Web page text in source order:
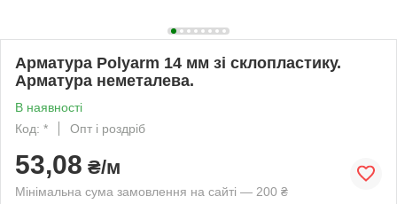
Арматура Polyarm 14 мм зі склопластику.
Арматура неметалева.
В наявності
Код: *
Опт і роздріб
53,08 ₴/м
Мінімальна сума замовлення на сайті — 200 ₴